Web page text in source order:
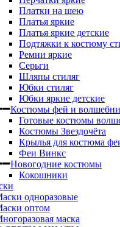
Платки на шею
Платья яркие
Платья яркие детские
Подтяжки к костюму
Ремни яркие
Серьги
Шляпы стиляг
Юбки стиляг
Юбки яркие детские
Костюмы фей и
Готовые костюмы
Костюмы Звездочёта
Крылья для костюма
Феи Винкс
Новогодние костюмы
Кокошники
одноразовые
оптом
маска